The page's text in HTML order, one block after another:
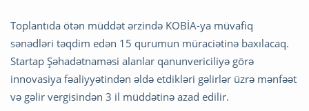
Toplantıda ötən müddət ərzində KOBİA-ya müvafiq
sənədləri təqdim edən 15 qurumun müraciətinə baxılacaq.
Startap Şəhadətnaməsi alanlar qanunvericiliyə görə
innovasiya fəaliyyətindən əldə etdikləri gəlirlər üzrə mənfəət
və gəlir vergisindən 3 il müddətinə azad edilir.